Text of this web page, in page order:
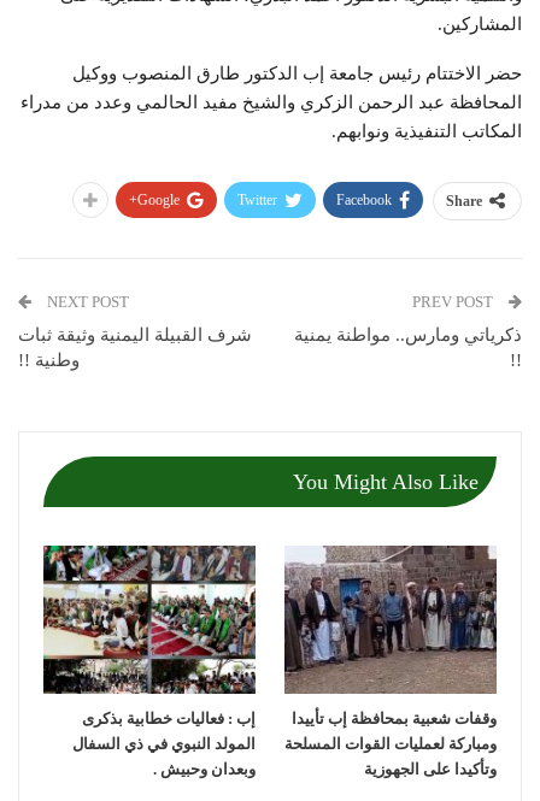
المشاركين.
حضر الاختتام رئيس جامعة إب الدكتور طارق المنصوب ووكيل
المحافظة عبد الرحمن الزكري والشيخ مفيد الحالمي وعدد من مدراء
المكاتب التنفيذية ونوابهم.
Share
Facebook
Twitter
Google+
ذكرياتي ومارس.. مواطنة يمنية
!!
NEXT POST
شرف القبيلة اليمنية وثيقة ثبات
وطنية !!
You Might Also Like
وقفات شعبية بمحافظة إب تأييدا
ومباركة لعمليات القوات المسلحة
وتأكيدا على الجهوزية
إب : فعاليات خطابية بذكرى
المولد النبوي في ذي السفال
وبعدان وحبيش .